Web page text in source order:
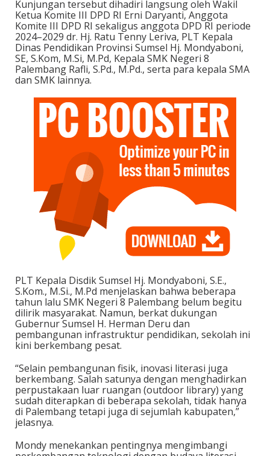
Kunjungan tersebut dihadiri langsung oleh Wakil
Ketua Komite III DPD RI Erni Daryanti, Anggota
Komite III DPD RI sekaligus anggota DPD RI periode
2024–2029 dr. Hj. Ratu Tenny Leriva, PLT Kepala
Dinas Pendidikan Provinsi Sumsel Hj. Mondyaboni,
SE, S.Kom, M.Si, M.Pd, Kepala SMK Negeri 8
Palembang Rafli, S.Pd., M.Pd., serta para kepala SMA
dan SMK lainnya.
PLT Kepala Disdik Sumsel Hj. Mondyaboni, S.E.,
S.Kom., M.Si., M.Pd menjelaskan bahwa beberapa
tahun lalu SMK Negeri 8 Palembang belum begitu
dilirik masyarakat. Namun, berkat dukungan
Gubernur Sumsel H. Herman Deru dan
pembangunan infrastruktur pendidikan, sekolah ini
kini berkembang pesat.
“Selain pembangunan fisik, inovasi literasi juga
berkembang. Salah satunya dengan menghadirkan
perpustakaan luar ruangan (outdoor library) yang
sudah diterapkan di beberapa sekolah, tidak hanya
di Palembang tetapi juga di sejumlah kabupaten,”
jelasnya.
Mondy menekankan pentingnya mengimbangi